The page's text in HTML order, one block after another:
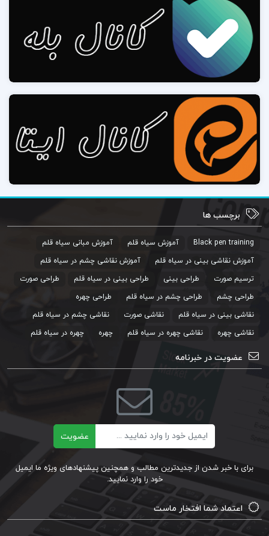
برچسب ها
Black pen training آموزش سیاه قلم
آموزش مبانی سیاه قلم
آموزش نقاشی بینی در سیاه قلم
آموزش نقاشی چشم در سیاه قلم
ترسیم صورت
طراحی بینی طراحی بینی در سیاه قلم
طراحی صورت
طراحی چشم
طراحی چشم در سیاه قلم
طراحی چهره
نقاشی بینی در سیاه قلم
نقاشی صورت
نقاشی چشم در سیاه قلم
نقاشی چهره
نقاشی چهره در سیاه قلم چهره چهره در سیاه قلم
عضویت در خبرنامه
عضویت
برای با خبر شدن از جدیدترین مطالب و همچنین پیشنهادهای ویژه ما ایمیل
خود را وارد نمایید.
اعتماد شما افتخار ماست